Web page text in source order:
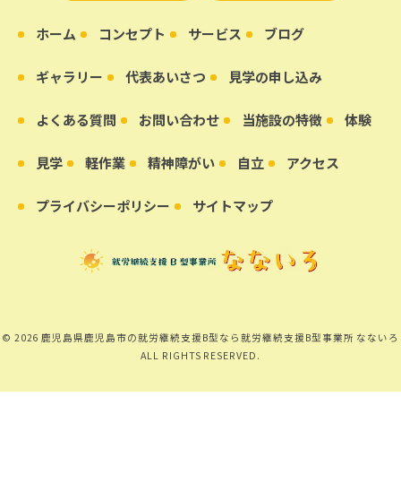
ホーム コンセプト サービス ブログ
ギャラリー 代表あいさつ 見学の申し込み
よくある質問 お問い合わせ 当施設の特徴 体験
見学 軽作業 精神障がい 自立 アクセス
プライバシーポリシー サイトマップ
© 2026 鹿児島県鹿児島市の就労継続支援B型なら就労継続支援B型事業所 なないろ
ALL RIGHTS RESERVED.